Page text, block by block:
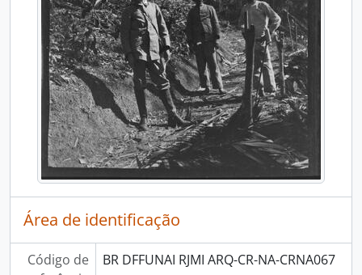
Área de identificação
Código de
BR DFFUNAI RJMI ARQ-CR-NA-CRNA067